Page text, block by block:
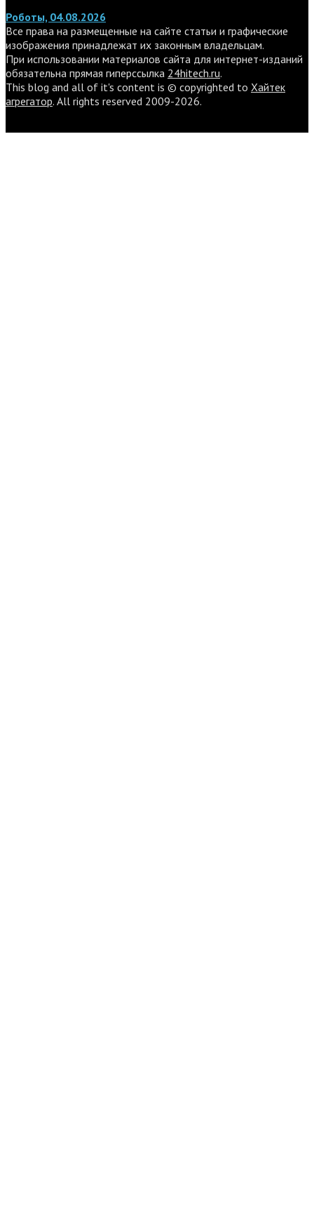
Роботы, 04.08.2026
Все права на размещенные на сайте статьи и графические
изображения принадлежат их законным владельцам.
При использовании материалов сайта для интернет-изданий
обязательна прямая гиперссылка 24hitech.ru.
This blog and all of it's content is © copyrighted to Хайтек
агрегатор. All rights reserved 2009-2026.